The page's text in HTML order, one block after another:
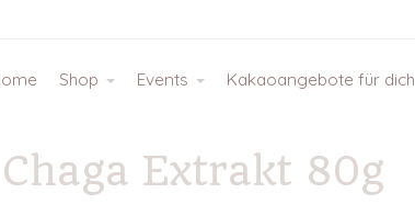
Shop Events Kakaoangebote für dich
Chaga Extrakt 80g